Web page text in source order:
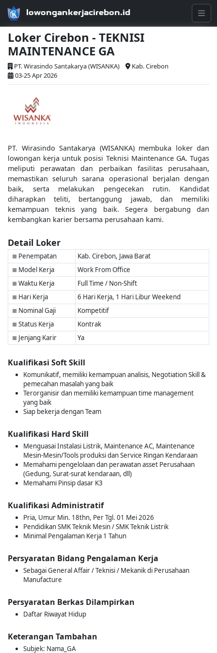
lowongankerjacirebon.id
Loker Cirebon - TEKNISI
MAINTENANCE GA
PT. Wirasindo Santakarya (WISANKA)
Kab. Cirebon
03-25 Apr 2026
PT. Wirasindo Santakarya (WISANKA) membuka loker dan
lowongan kerja untuk posisi Teknisi Maintenance GA. Tugas
meliputi perawatan dan perbaikan fasilitas perusahaan,
memastikan seluruh sarana operasional berjalan dengan
baik, serta melakukan pengecekan rutin. Kandidat
diharapkan teliti, bertanggung jawab, dan memiliki
kemampuan teknis yang baik. Segera bergabung dan
kembangkan karier bersama perusahaan kami.
Detail Loker
■ Penempatan Kab. Cirebon, Jawa Barat
■ Model Kerja Work From Office
■ Waktu Kerja Full Time / Non-Shift
■ Hari Kerja 6 Hari Kerja, 1 Hari Libur Weekend
■ Nominal Gaji Kompetitif
■ Status Kerja Kontrak
■ Jenjang Karir Ya
Kualifikasi Soft Skill
Komunikatif, memiliki kemampuan analisis, Negotiation Skill &
pemecahan masalah yang baik
Terorganisir dan memiliki kemampuan time management
yang baik
Siap bekerja dengan Team
Kualifikasi Hard Skill
Menguasai Instalasi Listrik, Maintenance AC, Maintenance
Mesin-Mesin/Tools produksi dan Service Ringan Kendaraan
Memahami pengelolaan dan perawatan asset Perusahaan
(Gedung, Surat-surat kendaraan, dll)
Memahami Pinsip dasar K3
Kualifikasi Administratif
Pria, Umur Min. 18thn, Per Tgl. 01 Mei 2026
Pendidikan SMK Teknik Mesin / SMK Teknik Listrik
Minimal Pengalaman Kerja 1 Tahun
Persyaratan Bidang Pengalaman Kerja
Sebagai General Affair / Teknisi / Mekanik di Perusahaan
Manufacture
Persyaratan Berkas Dilampirkan
Daftar Riwayat Hidup
Keterangan Tambahan
Subjek: Nama_GA